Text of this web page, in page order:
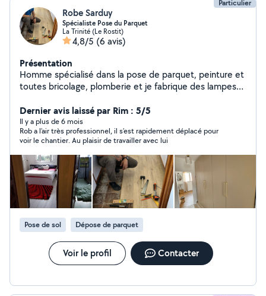
Particulier
Robe Sarduy
Spécialiste Pose du Parquet
La Trinité (Le Rostit)
4,8/5 (6 avis)
Présentation
Homme spécialisé dans la pose de parquet, peinture et
toutes bricolage, plomberie et je fabrique des lampes
vous avez besoin de mon service, n'hésitez pas à me
contacter.
Dernier avis laissé par Rim : 5/5
Il y a plus de 6 mois
Rob a l’air très professionnel, il s’est rapidement déplacé pour
voir le chantier. Au plaisir de travailler avec lui
Pose de sol Dépose de parquet
Voir le profil Contacter